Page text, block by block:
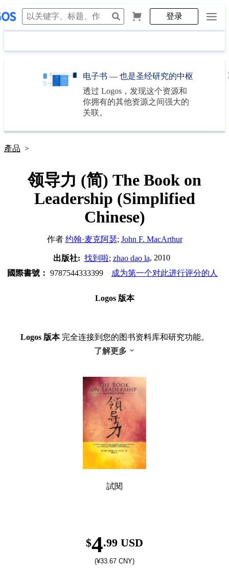
登录
电子书 — 也是圣经研究的中枢
透过 Logos ，发现这个资源和
你拥有的其他资源之间强大的
关联。
產品 >
领导力 (简) The Book on
Leadership (Simplified
Chinese)
作者 约翰·麦克阿瑟; John F. MacArthur
出版社: 找到啦; zhao dao la, 2010
國際書號： 9787544333399 成为第一个对此进行评分的人
Logos 版本
Logos 版本完全连接到您的图书资料库和研究功能。
了解更多
試閱
$4.99 USD
(¥33.67 CNY)